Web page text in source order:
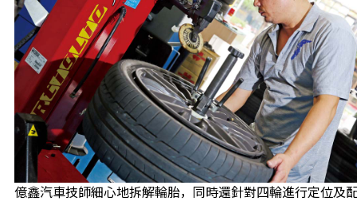
億鑫汽車技師細心地拆解輪胎，同時還針對四輪進行定位及